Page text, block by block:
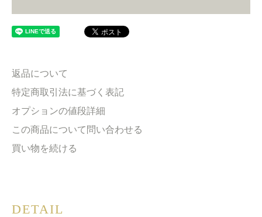
返品について
特定商取引法に基づく表記
オプションの値段詳細
この商品について問い合わせる
買い物を続ける
DETAIL